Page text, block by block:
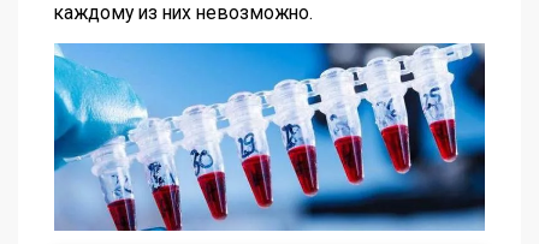
каждому из них невозможно.